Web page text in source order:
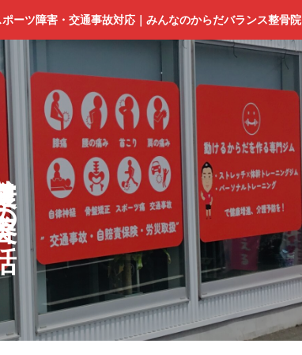
ーツ障害・交通事故対応｜みんなのからだバランス整骨院